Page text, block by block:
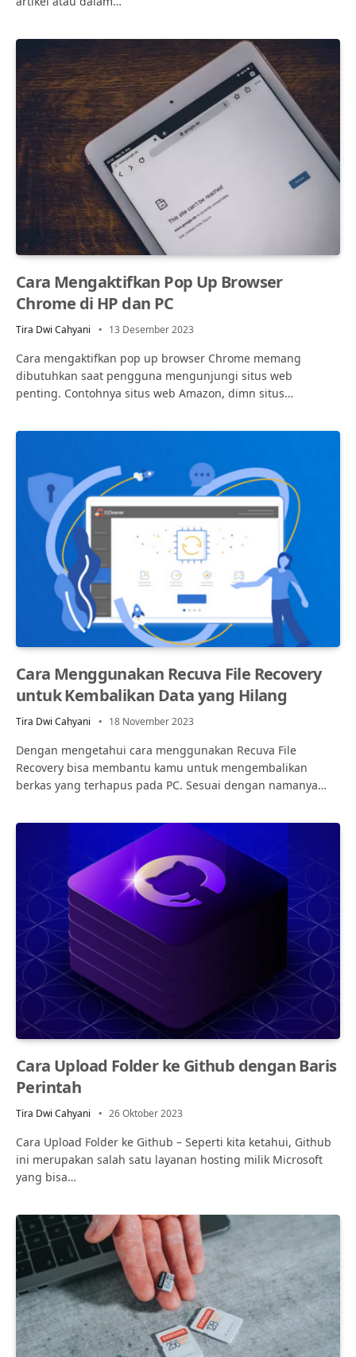
Cara Mengaktifkan Pop Up Browser
Chrome di HP dan PC
Tira Dwi Cahyani 13 Desember 2023
Cara mengaktifkan pop up browser Chrome memang
dibutuhkan saat pengguna mengunjungi situs web
penting. Contohnya situs web Amazon, dimn situs…
Cara Menggunakan Recuva File Recovery
untuk Kembalikan Data yang Hilang
Tira Dwi Cahyani 18 November 2023
Dengan mengetahui cara menggunakan Recuva File
Recovery bisa membantu kamu untuk mengembalikan
berkas yang terhapus pada PC. Sesuai dengan namanya…
Cara Upload Folder ke Github dengan Baris
Perintah
Tira Dwi Cahyani 26 Oktober 2023
Cara Upload Folder ke Github – Seperti kita ketahui, Github
ini merupakan salah satu layanan hosting milik Microsoft
yang bisa…